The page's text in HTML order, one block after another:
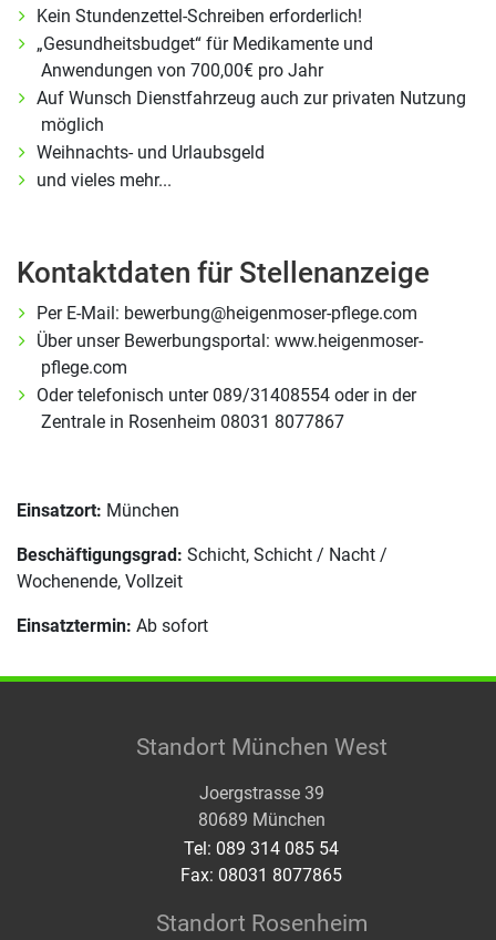
Kein Stundenzettel-Schreiben erforderlich!
„Gesundheitsbudget“ für Medikamente und
Anwendungen von 700,00€ pro Jahr
Auf Wunsch Dienstfahrzeug auch zur privaten Nutzung
möglich
Weihnachts- und Urlaubsgeld
und vieles mehr...
Kontaktdaten für Stellenanzeige
Per E-Mail: bewerbung@heigenmoser-pflege.com
Über unser Bewerbungsportal: www.heigenmoser-
pflege.com
Oder telefonisch unter 089/31408554 oder in der
Zentrale in Rosenheim 08031 8077867
Einsatzort: München
Beschäftigungsgrad: Schicht, Schicht / Nacht /
Wochenende, Vollzeit
Einsatztermin: Ab sofort
Standort München West
Joergstrasse 39
80689 München
Tel: 089 314 085 54
Fax: 08031 8077865
Standort Rosenheim